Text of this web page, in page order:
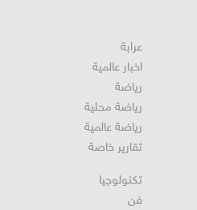
عرابة
اخبار عالمية
رياضة
رياضة محلية
رياضة عالمية
تقارير خاصة
تكنولوجيا
فن